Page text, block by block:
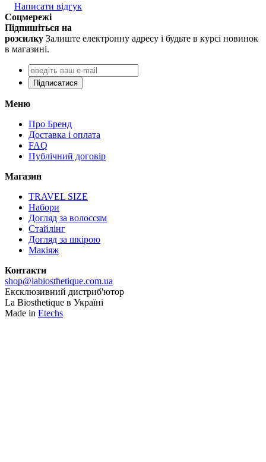
Написати відгук
Соцмережі
Підпишіться на
розсилку Залиште електронну адресу і будьте в курсі новинок
в магазині.
Підписатися
Меню
Про Бренд
Доставка і оплата
FAQ
Публічний договір
Магазин
TRAVEL SIZE
Набори
Догляд за волоссям
Стайлінг
Догляд за шкірою
Макіяж
Контакти
shop@labiosthetique.com.ua
Ексклюзивний дистриб'ютор
La Biosthetique в Україні
Made in Etechs